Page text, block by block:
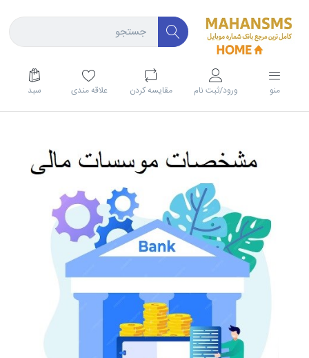
منو ورود/ثبت نام مقايسه كردن علاقه مندی سبد